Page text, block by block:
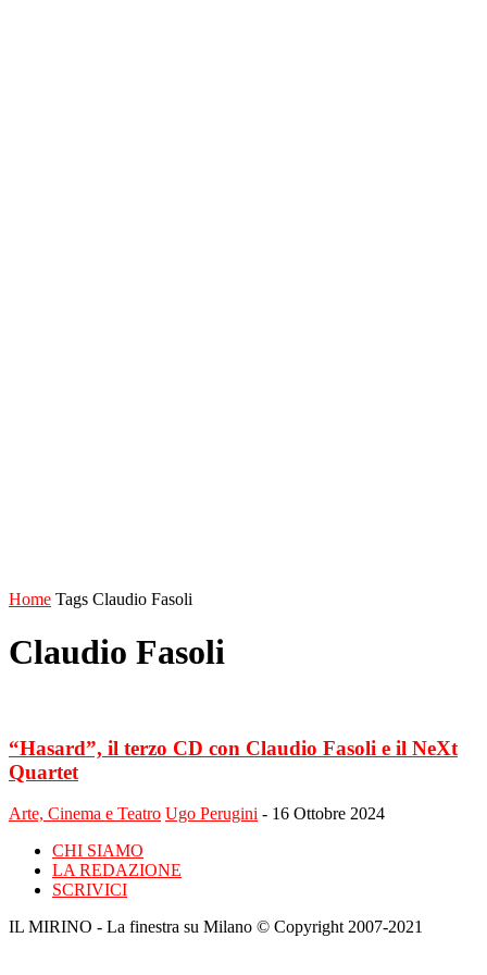
Home Tags Claudio Fasoli
Claudio Fasoli
“Hasard”, il terzo CD con Claudio Fasoli e il NeXt
Quartet
Arte, Cinema e Teatro Ugo Perugini - 16 Ottobre 2024
CHI SIAMO
LA REDAZIONE
SCRIVICI
IL MIRINO - La finestra su Milano © Copyright 2007-2021